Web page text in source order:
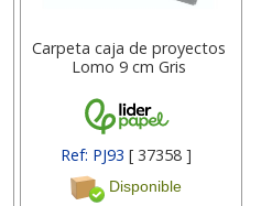
Carpeta caja de proyectos
Lomo 9 cm Gris
Ref: PJ93 [ 37358 ]
Disponible